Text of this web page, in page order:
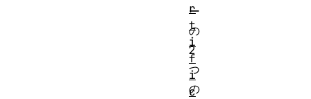
ー
の
2
つ
の
r
t
i
f
i
c